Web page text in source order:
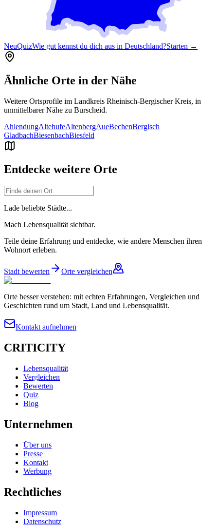
NeuQuizWie gut kennst du dich aus in Deutschland?Starten →
Ähnliche Orte in der Nähe
Weitere Ortsprofile im Landkreis Rheinisch-Bergischer Kreis, in
unmittelbarer Nähe zu Burscheid.
AhlendungAltehufeAltenbergAueBechenBergisch
GladbachBiesenbachBiesfeld
Entdecke weitere Orte
Lade beliebte Städte...
Mach Lebensqualität sichtbar.
Teile deine Erfahrung und entdecke, wie andere Menschen ihren
Wohnort erleben.
Stadt bewerten Orte vergleichen
Orte besser verstehen: mit echten Erfahrungen, Vergleichen und
Geschichten rund um Stadt, Land und Lebensqualität.
Kontakt aufnehmen
CRITICITY
Lebensqualität
Vergleichen
Bewerten
Quiz
Blog
Unternehmen
Über uns
Presse
Kontakt
Werbung
Rechtliches
Impressum
Datenschutz